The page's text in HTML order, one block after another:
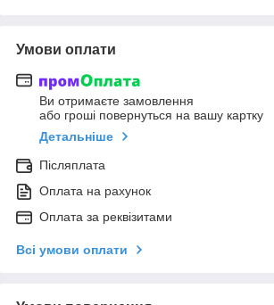
Умови оплати
Ви отримаєте замовлення
або гроші повернуться на вашу картку
Детальніше
Післяплата
Оплата на рахунок
Оплата за реквізитами
Всі умови оплати